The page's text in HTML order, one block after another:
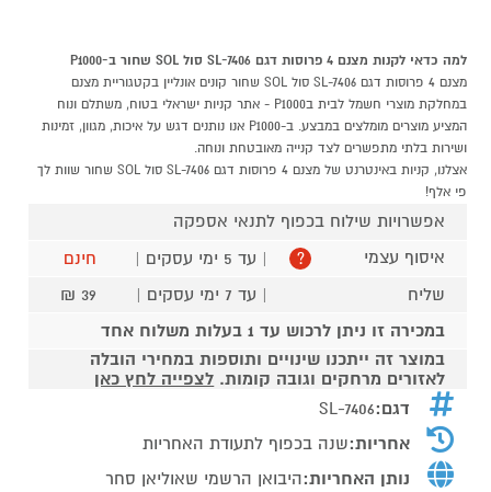
למה כדאי לקנות מצנם 4 פרוסות דגם SL-7406 סול SOL שחור ב-P1000
מצנם 4 פרוסות דגם SL-7406 סול SOL שחור קונים אונליין בקטגוריית מצנם
במחלקת מוצרי חשמל לבית בP1000 - אתר קניות ישראלי בטוח, משתלם ונוח
המציע מוצרים מומלצים במבצע. ב-P1000 אנו נותנים דגש על איכות, מגוון, זמינות
ושירות בלתי מתפשרים לצד קנייה מאובטחת ונוחה.
אצלנו, קניות באינטרנט של מצנם 4 פרוסות דגם SL-7406 סול SOL שחור שוות לך
פי אלף!
אפשרויות שילוח בכפוף לתנאי אספקה
איסוף עצמי
? | עד 5 ימי עסקים |
חינם
שליח
| עד 7 ימי עסקים |
39 ₪
במכירה זו ניתן לרכוש עד 1 בעלות משלוח אחד
במוצר זה ייתכנו שינויים ותוספות במחירי הובלה
לאזורים מרחקים וגובה קומות. לצפייה לחץ כאן
דגם:SL-7406
אחריות:שנה בכפוף לתעודת האחריות
נותן האחריות:היבואן הרשמי שאוליאן סחר